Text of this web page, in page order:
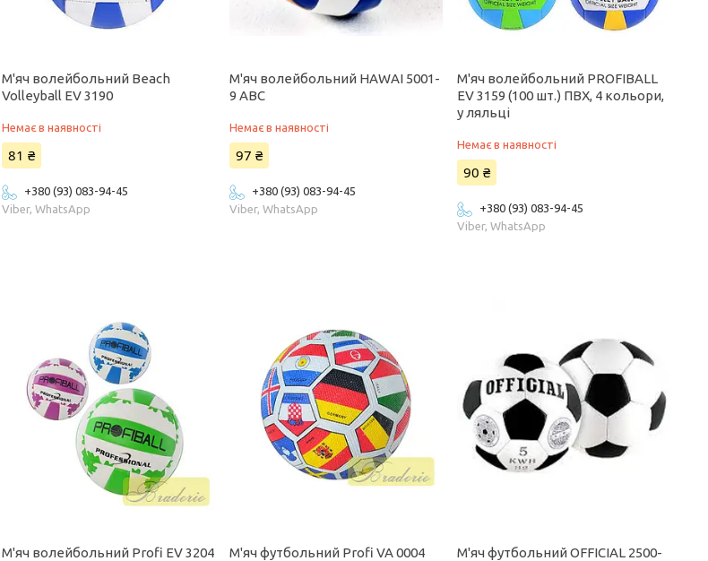
М'яч волейбольний Beach
Volleyball EV 3190
Немає в наявності
81 ₴
+380 (93) 083-94-45
Viber, WhatsApp
М'яч волейбольний HAWAI 5001-
9 ABC
Немає в наявності
97 ₴
+380 (93) 083-94-45
Viber, WhatsApp
М'яч волейбольний PROFIBALL
EV 3159 (100 шт.) ПВХ, 4 кольори,
у ляльці
Немає в наявності
90 ₴
+380 (93) 083-94-45
Viber, WhatsApp
М'яч волейбольний Profi EV 3204 М'яч футбольний Profi VA 0004
М'яч футбольний OFFICIAL 2500-